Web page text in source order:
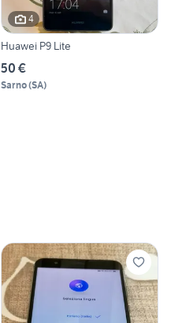
4
Huawei P9 Lite
50 €
Sarno(SA)